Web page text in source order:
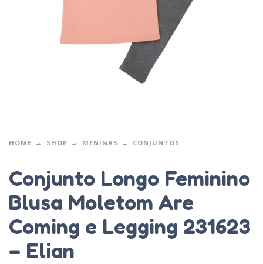
HOME SHOP MENINAS CONJUNTOS
Conjunto Longo Feminino
Blusa Moletom Are
Coming e Legging 231623
– Elian